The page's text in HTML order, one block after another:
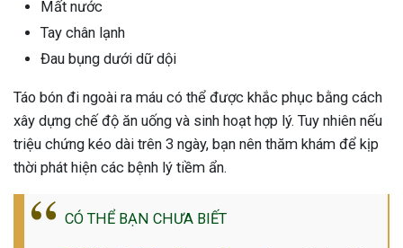
Mất nước
Tay chân lạnh
Đau bụng dưới dữ dội
Táo bón đi ngoài ra máu có thể được khắc phục bằng cách
xây dựng chế độ ăn uống và sinh hoạt hợp lý. Tuy nhiên nếu
triệu chứng kéo dài trên 3 ngày, bạn nên thăm khám để kịp
thời phát hiện các bệnh lý tiềm ẩn.
CÓ THỂ BẠN CHƯA BIẾT